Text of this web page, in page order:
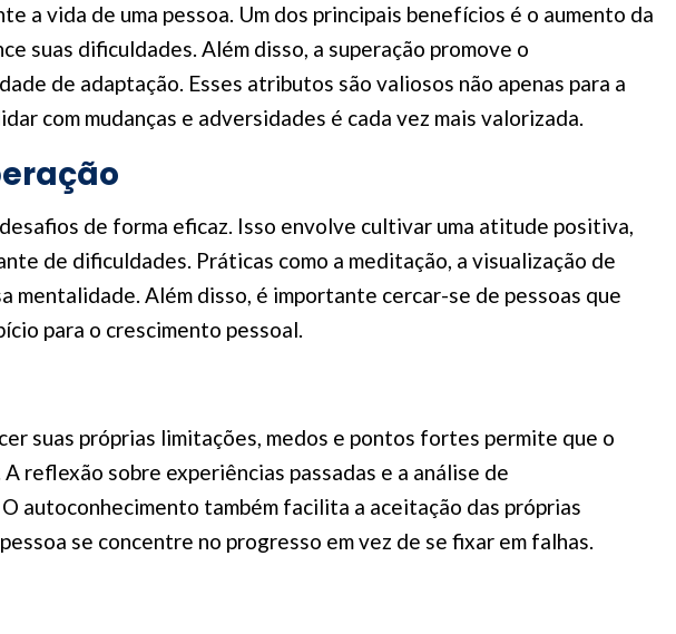
a vida de uma pessoa. Um dos principais benefícios é o aumento da
suas dificuldades. Além disso, a superação promove o
de adaptação. Esses atributos são valiosos não apenas para a
com mudanças e adversidades é cada vez mais valorizada.
de forma eficaz. Isso envolve cultivar uma atitude positiva,
de dificuldades. Práticas como a meditação, a visualização de
Além disso, é importante cercar-se de pessoas que
para o crescimento pessoal.
suas próprias limitações, medos e pontos fortes permite que o
reflexão sobre experiências passadas e a análise de
autoconhecimento também facilita a aceitação das próprias
se concentre no progresso em vez de se fixar em falhas.